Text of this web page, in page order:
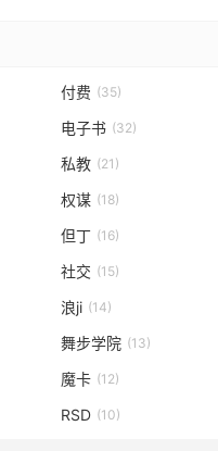
付费 (35)
电子书 (32)
私教 (21)
权谋 (18)
但丁 (16)
社交 (15)
浪ji (14)
舞步学院 (13)
魔卡 (12)
RSD (10)